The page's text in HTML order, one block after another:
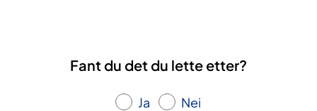
Fant du det du lette etter?
Ja Nei